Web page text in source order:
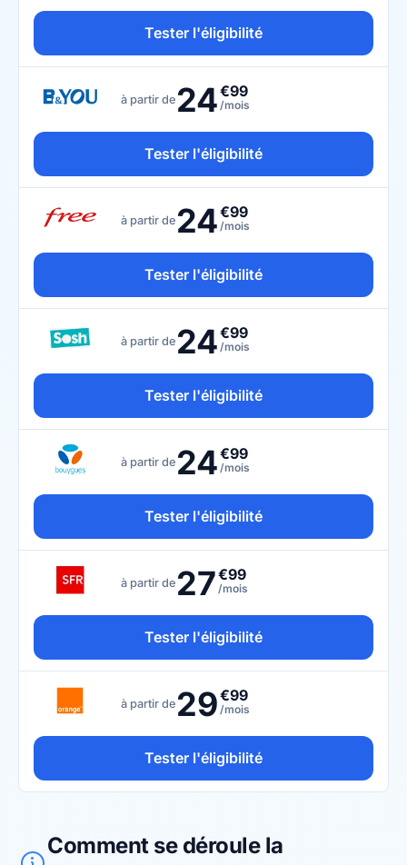
Tester l'éligibilité
à partir de 24€99
/mois
Tester l'éligibilité
à partir de 24€99
/mois
Tester l'éligibilité
à partir de 24€99
/mois
Tester l'éligibilité
à partir de 24€99
/mois
Tester l'éligibilité
à partir de 27€99
/mois
Tester l'éligibilité
à partir de 29€99
/mois
Tester l'éligibilité
Comment se déroule la